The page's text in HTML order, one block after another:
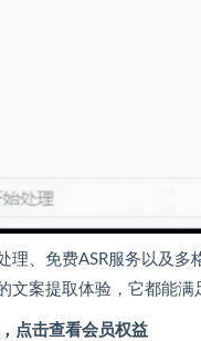
、免费ASR服务以及
案提取体验，它都能满
点击查看会员权益